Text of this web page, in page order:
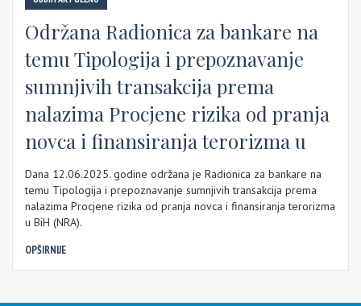
Održana Radionica za bankare na
temu Tipologija i prepoznavanje
sumnjivih transakcija prema
nalazima Procjene rizika od pranja
novca i finansiranja terorizma u
Dana 12.06.2025. godine održana je Radionica za bankare na
temu Tipologija i prepoznavanje sumnjivih transakcija prema
nalazima Procjene rizika od pranja novca i finansiranja terorizma
u BiH (NRA).
OPŠIRNIJE